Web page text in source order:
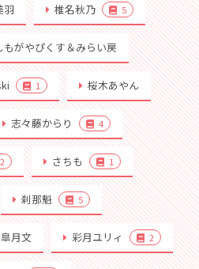
羽 椎名秋乃 5
もがやぴくす＆みらい戻
1 桜木あやん
志々藤からり 4
2 さちも 1
刹那魁 5
皐月文 彩月ユリィ 2